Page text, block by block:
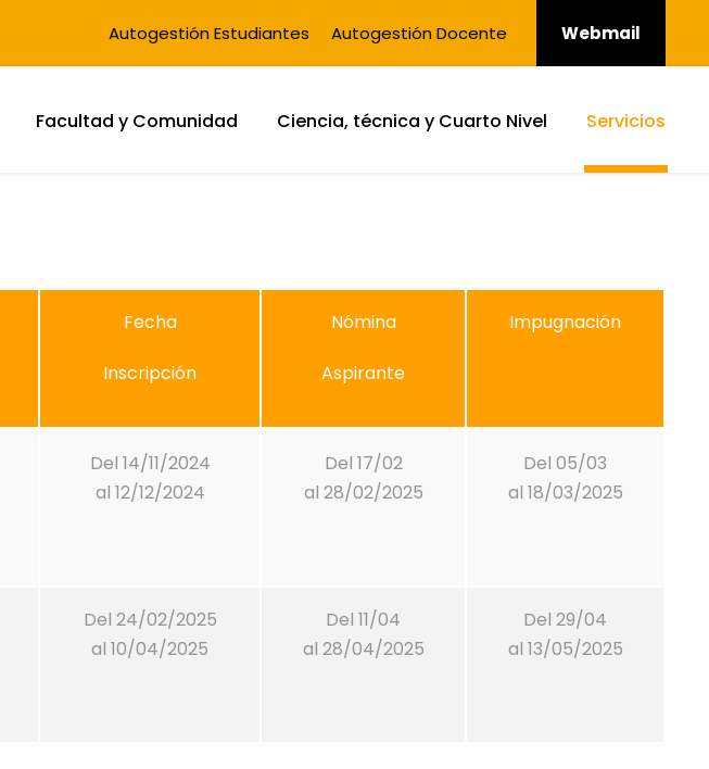
Autogestión Estudiantes Autogestión Docente Webmail
Facultad y Comunidad Ciencia, técnica y Cuarto Nivel Servicios
Fecha
Inscripción
Nómina
Aspirante
Impugnación
Del 14/11/2024
al 12/12/2024
Del 17/02
al 28/02/2025
Del 05/03
al 18/03/2025
Del 24/02/2025
al 10/04/2025
Del 11/04
al 28/04/2025
Del 29/04
al 13/05/2025